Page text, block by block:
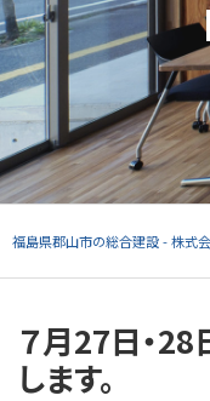
福島県郡山市の総合建設 - 株式
７月27日・
します。